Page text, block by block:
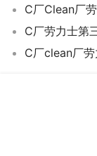
C厂劳力士第